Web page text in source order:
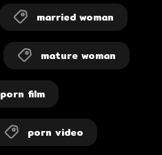
married woman
mature woman
porn film
porn video